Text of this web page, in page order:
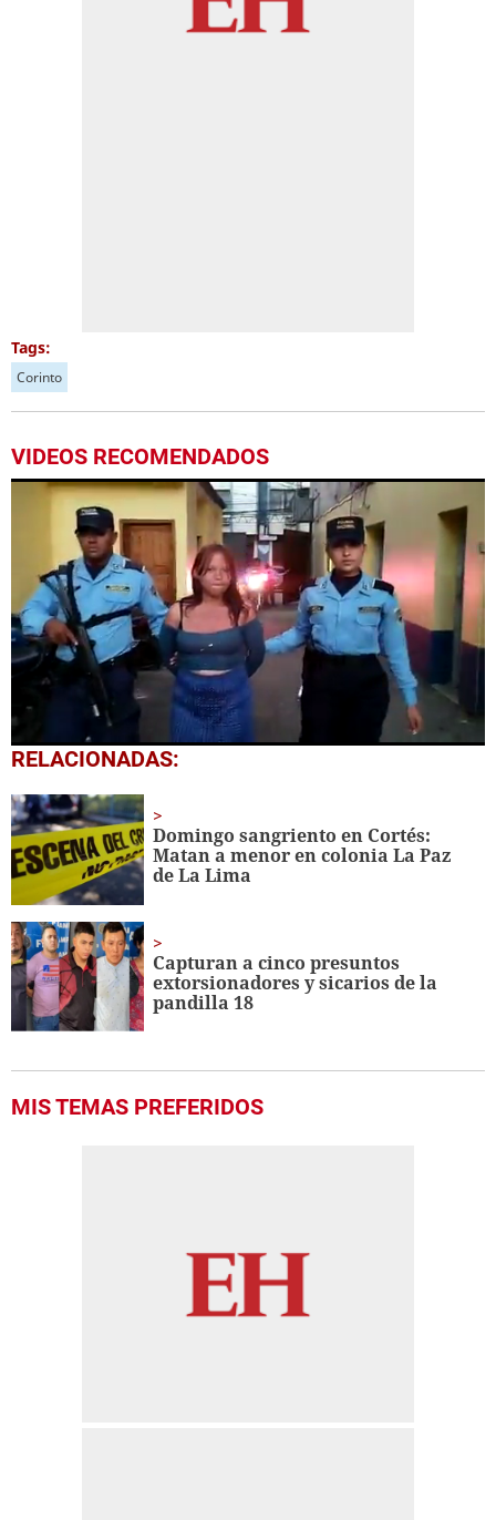
Tags:
Corinto
VIDEOS RECOMENDADOS
0
seconds
25
seconds
RELACIONADAS:
Domingo sangriento en Cortés:
Matan a menor en colonia La Paz
de La Lima
Capturan a cinco presuntos
extorsionadores y sicarios de la
pandilla 18
MIS TEMAS PREFERIDOS